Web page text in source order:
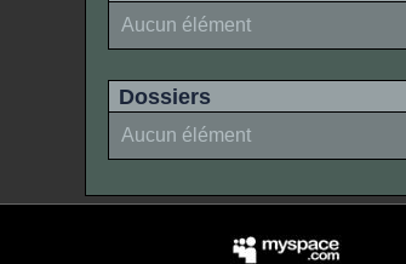
Aucun élément
Dossiers
Aucun élément